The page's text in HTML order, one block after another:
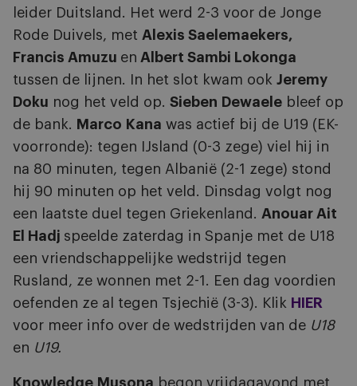
leider Duitsland. Het werd 2-3 voor de Jonge
Rode Duivels, met Alexis Saelemaekers,
Francis Amuzu en Albert Sambi Lokonga
tussen de lijnen. In het slot kwam ook Jeremy
Doku nog het veld op. Sieben Dewaele bleef op
de bank. Marco Kana was actief bij de U19 (EK-
voorronde): tegen IJsland (0-3 zege) viel hij in
na 80 minuten, tegen Albanië (2-1 zege) stond
hij 90 minuten op het veld. Dinsdag volgt nog
een laatste duel tegen Griekenland. Anouar Ait
El Hadj speelde zaterdag in Spanje met de U18
een vriendschappelijke wedstrijd tegen
Rusland, ze wonnen met 2-1. Een dag voordien
oefenden ze al tegen Tsjechië (3-3). Klik HIER
voor meer info over de wedstrijden van de U18
en U19.
Knowledge Musona begon vrijdagavond met